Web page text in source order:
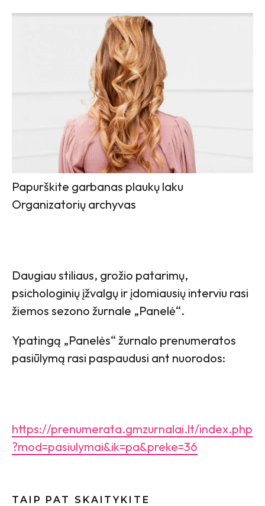
Papurškite garbanas plaukų laku
Organizatorių archyvas
Daugiau stiliaus, grožio patarimų,
psichologinių įžvalgų ir įdomiausių interviu rasi
žiemos sezono žurnale „Panelė“.
Ypatingą „Panelės“ žurnalo prenumeratos
pasiūlymą rasi paspaudusi ant nuorodos:
https://prenumerata.gmzurnalai.lt/index.php
?mod=pasiulymai&ik=pa&preke=36
TAIP PAT SKAITYKITE